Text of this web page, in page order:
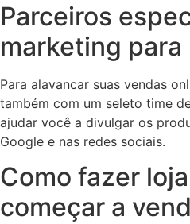
Parceiros
marketing
Para alavancar suas vendas
também com um seleto time
ajudar você a divulgar os
Google e nas redes sociais.
Como fazer
começar a